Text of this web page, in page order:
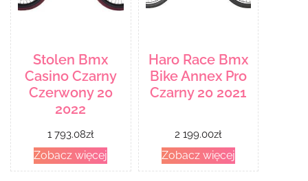
Stolen Bmx
Casino Czarny
Czerwony 20
2022
1 793.08zł
Zobacz więcej
Haro Race Bmx
Bike Annex Pro
Czarny 20 2021
2 199.00zł
Zobacz więcej